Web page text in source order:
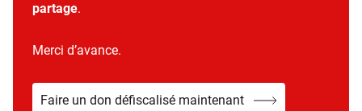
partage.
Merci d’avance.
Faire un don défiscalisé maintenant